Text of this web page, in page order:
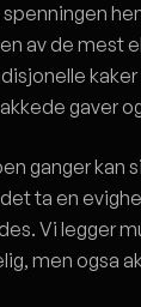
av de mest
kaker
gaver
ganger
ta en
Vi legger
men ogsa